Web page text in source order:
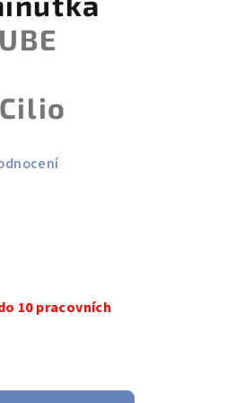
10 pracovních